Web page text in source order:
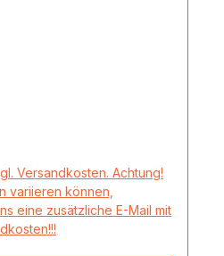
Versandkosten. Achtung!
variieren können,
eine zusätzliche E-Mail mit